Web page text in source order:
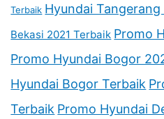
Terbaik Hyundai Tangerang
Bekasi 2021 Terbaik Promo
Promo Hyundai Bogor
Hyundai Bogor Terbaik
Terbaik Promo Hyundai